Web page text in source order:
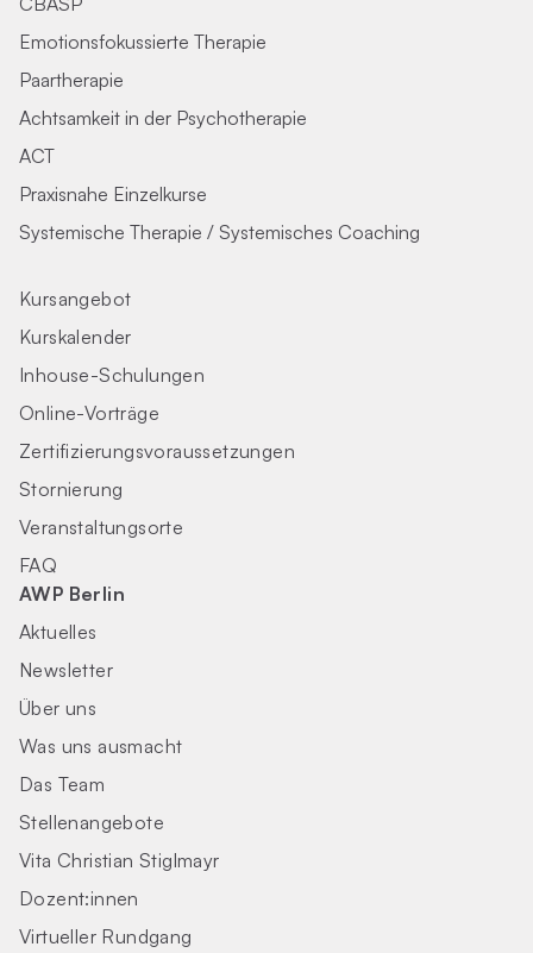
Emotionsfokussierte Therapie
Paartherapie
Achtsamkeit in der Psychotherapie
ACT
Praxisnahe Einzelkurse
Systemische Therapie / Systemisches Coaching
Kursangebot
Kurskalender
Inhouse-Schulungen
Online-Vorträge
Zertifizierungs­voraus­setzungen
Stornierung
Veranstaltungsorte
FAQ
AWP Berlin
Aktuelles
Newsletter
Über uns
Was uns ausmacht
Das Team
Stellenangebote
Vita Christian Stiglmayr
Dozent:innen
Virtueller Rundgang